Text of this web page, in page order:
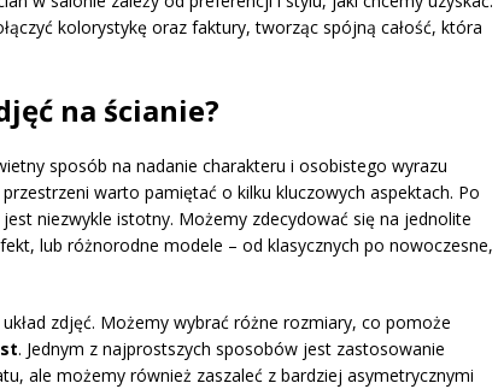
kolorystykę oraz faktury, tworząc spójną całość, która
na ścianie?
sposób na nadanie charakteru i osobistego wyrazu
warto pamiętać o kilku kluczowych aspektach. Po
niezwykle istotny. Możemy zdecydować się na jednolite
lub różnorodne modele – od klasycznych po nowoczesne,
zdjęć. Możemy wybrać różne rozmiary, co pomoże
. Jednym z najprostszych sposobów jest zastosowanie
ale możemy również zaszaleć z bardziej asymetrycznymi